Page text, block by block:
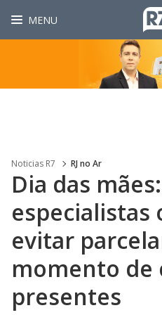
MENU
Noticias R7 RJ no Ar
Dia das mães:
especialistas
evitar
momento de
presentes